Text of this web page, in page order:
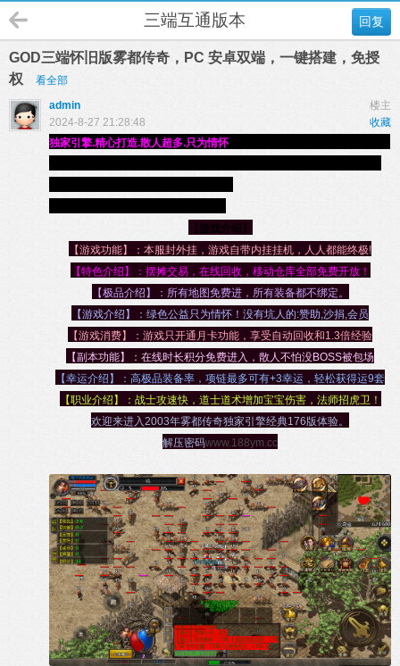
回复
三端互通版本
GOD三端怀旧版雾都传奇，PC 安卓双端，一键搭建，免授
权
看全部
楼主
admin
收藏
2024-8-27 21:28:48
独家引擎.精心打造.散人超多.只为情怀
【游戏介绍】
【游戏功能】：本服封外挂，游戏自带内挂挂机，人人都能终极!
【特色介绍】：摆摊交易，在线回收，移动仓库全部免费开放！
【极品介绍】：所有地图免费进，所有装备都不绑定。
【游戏介绍】：绿色公益只为情怀！没有坑人的:赞助,沙捐,会员
【游戏消费】：游戏只开通月卡功能，享受自动回收和1.3倍经验
【副本功能】：在线时长积分免费进入，散人不怕没BOSS被包场
【幸运介绍】：高极品装备率，项链最多可有+3幸运，轻松获得运9套
【职业介绍】：战士攻速快，道士道术增加宝宝伤害，法师招虎卫！
欢迎来进入2003年雾都传奇独家引擎经典176版体验。
解压密码www.188ym.cc